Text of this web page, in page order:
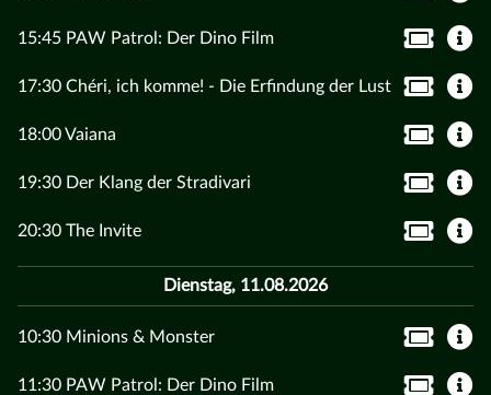
15:45 PAW Patrol: Der Dino Film
17:30 Chéri, ich komme! - Die Erfindung der Lust
18:00 Vaiana
19:30 Der Klang der Stradivari
20:30 The Invite
Dienstag, 11.08.2026
10:30 Minions & Monster
11:30 PAW Patrol: Der Dino Film